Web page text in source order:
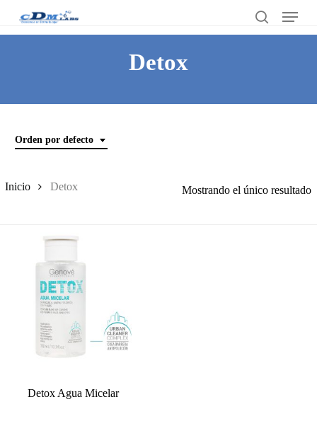
Menu
Detox
Orden por defecto
Mostrando el único resultado
Inicio Detox
Detox Agua Micelar